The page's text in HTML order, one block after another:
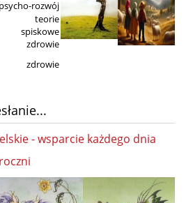
psycho-rozwój
teorie
spiskowe
zdrowie
zdrowie
- wsparcie każdego dnia